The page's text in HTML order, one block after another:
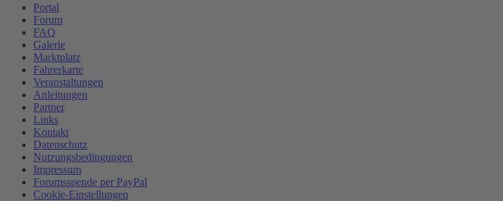
Portal
Forum
FAQ
Galerie
Marktplatz
Fahrerkarte
Veranstaltungen
Anleitungen
Partner
Links
Kontakt
Datenschutz
Nutzungsbedingungen
Impressum
Forumsspende per PayPal
Cookie-Einstellungen